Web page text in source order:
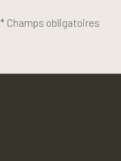
* Champs obligatoires